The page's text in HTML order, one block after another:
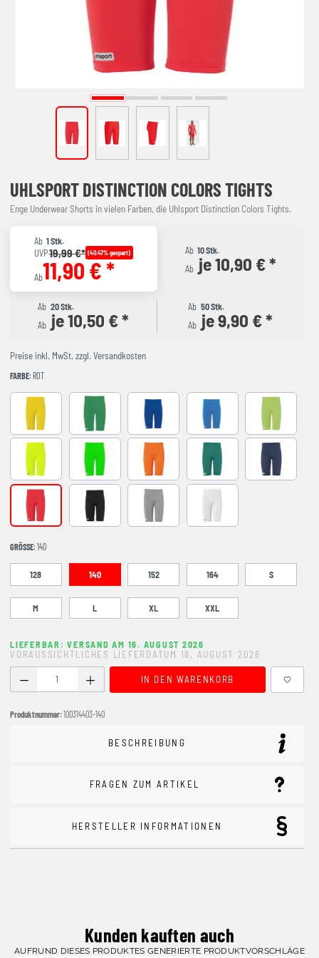
UHLSPORT DISTINCTION COLORS TIGHTS
Enge Underwear Shorts in vielen Farben, die Uhlsport Distinction Colors Tights.
Ab 1 Stk.
UVP19,99 €* (40.47% gespart)
Ab11,90 € *
Ab 10 Stk.
Ab je 10,90 € *
Ab 20 Stk.
Ab je 10,50 € *
Ab 50 Stk.
Ab je 9,90 € *
Preise inkl. MwSt. zzgl. Versandkosten
FARBE: ROT
GELB GRÜN azurblau cyan flash grün
fluo gelb fluo grün fluo orange lagune marine
rot schwarz DARK GREY MELANGE
weiß
GRÖSSE : 140
128 140 152 164 S
M L XL XXL
LIEFERBAR: VERSAND AM 16. AUGUST 2026
VORAUSSICHTLICHES LIEFERDATUM 18. AUGUST 2026
Produkt Anzahl: Gib den gewünschten Wert ein oder
IN DEN WARENKORB
Produktnummer:100314403-140
BESCHREIBUNG
FRAGEN ZUM ARTIKEL
HERSTELLER INFORMATIONEN
Kunden kauften auch
AUFRUND DIESES PRODUKTES GENERIERTE PRODUKTVORSCHLÄGE